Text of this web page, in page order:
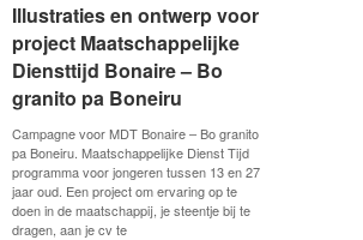
Illustraties en ontwerp voor
project Maatschappelijke
Diensttijd Bonaire – Bo
granito pa Boneiru
Campagne voor MDT Bonaire – Bo granito
pa Boneiru. Maatschappelijke Dienst Tijd
programma voor jongeren tussen 13 en 27
jaar oud. Een project om ervaring op te
doen in de maatschappij, je steentje bij te
dragen, aan je cv te
Illustraties en ontwerp voor
project Maatschappelijke
Diensttijd Bonaire – Bo
granito pa Boneiru